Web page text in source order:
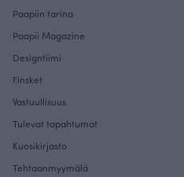
Paapiin tarina
Paapii Magazine
Designtiimi
Finsket
Vastuullisuus
Tulevat tapahtumat
Kuosikirjasto
Tehtaanmyymälä